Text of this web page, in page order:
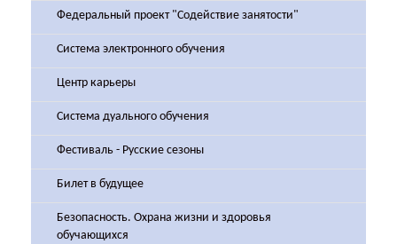
Федеральный проект "Содействие занятости"
Система электронного обучения
Центр карьеры
Система дуального обучения
Фестиваль - Русские сезоны
Билет в будущее
Безопасность. Охрана жизни и здоровья
обучающихся